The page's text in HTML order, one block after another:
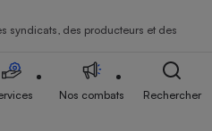
syndicats, des producteurs et des
Nos combats Rechercher